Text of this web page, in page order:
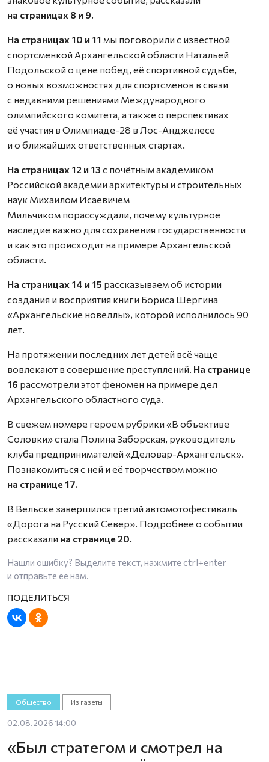
на страницах 8 и 9.
На страницах 10 и 11 мы поговорили с известной
спортсменкой Архангельской области Натальей
Подольской о цене побед, её спортивной судьбе,
о новых возможностях для спортсменов в связи
с недавними решениями Международного
олимпийского комитета, а также о перспективах
её участия в Олимпиаде-28 в Лос-Анджелесе
и о ближайших ответственных стартах.
На страницах 12 и 13 с почётным академиком
Российской академии архитектуры и строительных
наук Михаилом Исаевичем
Мильчиком порассуждали, почему культурное
наследие важно для сохранения государственности
и как это происходит на примере Архангельской
области.
На страницах 14 и 15 рассказываем об истории
создания и восприятия книги Бориса Шергина
«Архангельские новеллы», которой исполнилось 90
лет.
На протяжении последних лет детей всё чаще
вовлекают в совершение преступлений. На странице
16 рассмотрели этот феномен на примере дел
Архангельского областного суда.
В свежем номере героем рубрики «В объективе
Соловки» стала Полина Заборская, руководитель
клуба предпринимателей «Деловар-Архангельск».
Познакомиться с ней и её творчеством можно
на странице 17.
В Вельске завершился третий автомотофестиваль
«Дорога на Русский Север». Подробнее о событии
рассказали на странице 20.
Нашли ошибку? Выделите текст, нажмите ctrl+enter
и отправьте ее нам.
Общество Из газеты
02.08.2026 14:00
«Был стратегом и смотрел на